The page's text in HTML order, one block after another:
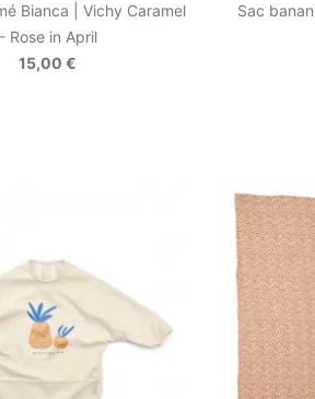
Bianca | Vichy Caramel
- Rose in April
15,00 €
Sac